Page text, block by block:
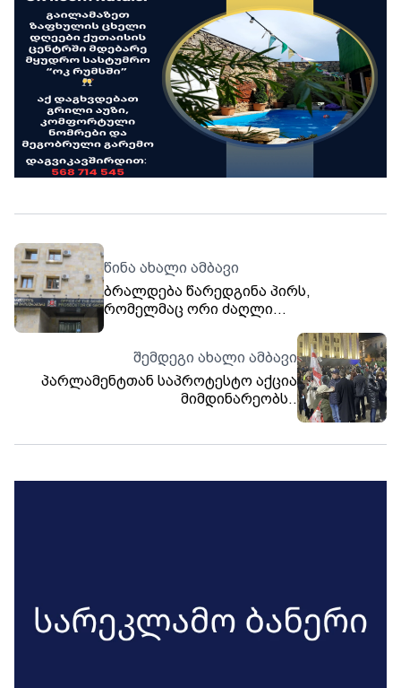
წინა ახალი ამბავი
ბრალდება წარედგინა პირს,
რომელმაც ორი ძაღლი
შემდეგი ახალი ამბავი
პარლამენტთან საპროტესტო აქცია
მიმდინარეობს..